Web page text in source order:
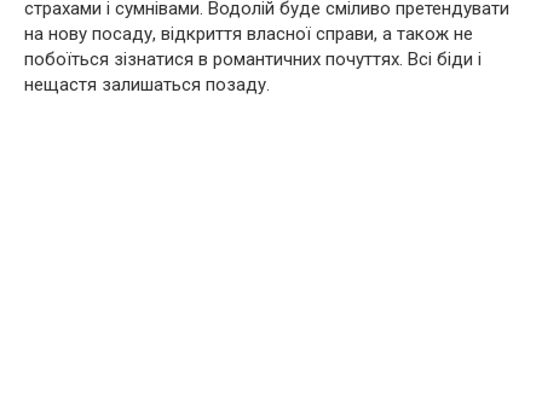
страхами і сумнівами. Водолій буде сміливо претендувати
на нову посаду, відкриття власної справи, а також не
побоїться зізнатися в романтичних почуттях. Всі біди і
нещастя залишаться позаду.